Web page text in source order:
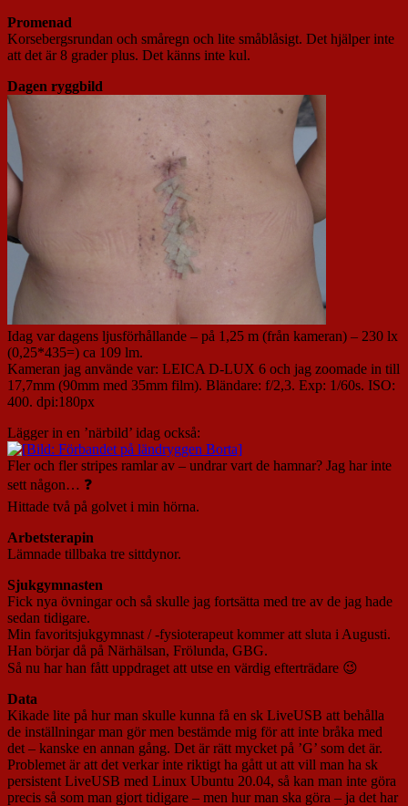
Promenad
Korsebergsrundan och småregn och lite småblåsigt. Det hjälper inte
att det är 8 grader plus. Det känns inte kul.
Dagen ryggbild
Idag var dagens ljusförhållande – på 1,25 m (från kameran) – 230 lx
(0,25*435=) ca 109 lm.
Kameran jag använde var: LEICA D-LUX 6 och jag zoomade in till
17,7mm (90mm med 35mm film). Bländare: f/2,3. Exp: 1/60s. ISO:
400. dpi:180px
Lägger in en ’närbild’ idag också:
Fler och fler stripes ramlar av – undrar vart de hamnar? Jag har inte
sett någon… ❓
Hittade två på golvet i min hörna.
Arbetsterapin
Lämnade tillbaka tre sittdynor.
Sjukgymnasten
Fick nya övningar och så skulle jag fortsätta med tre av de jag hade
sedan tidigare.
Min favoritsjukgymnast / -fysioterapeut kommer att sluta i Augusti.
Han börjar då på Närhälsan, Frölunda, GBG.
Så nu har han fått uppdraget att utse en värdig efterträdare 😉
Data
Kikade lite på hur man skulle kunna få en sk LiveUSB att behålla
de inställningar man gör men bestämde mig för att inte bråka med
det – kanske en annan gång. Det är rätt mycket på ’G’ som det är.
Problemet är att det verkar inte riktigt ha gått ut att vill man ha sk
persistent LiveUSB med Linux Ubuntu 20.04, så kan man inte göra
precis så som man gjort tidigare – men hur man ska göra – ja det har